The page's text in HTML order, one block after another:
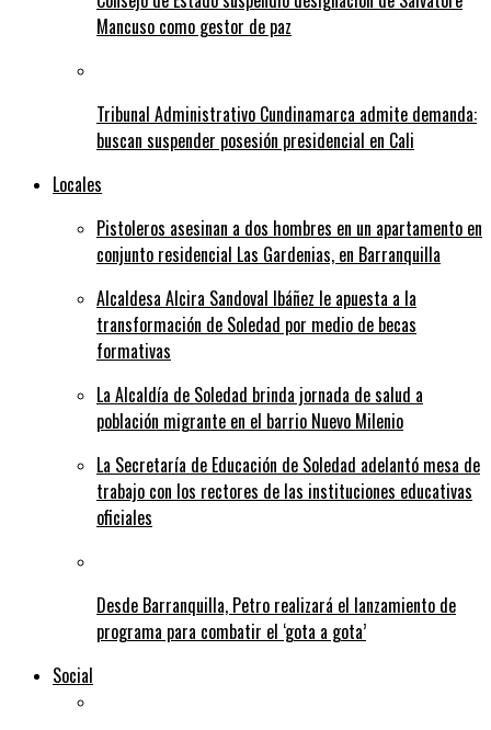
Mancuso como gestor de paz
Tribunal Administrativo Cundinamarca admite demanda:
buscan suspender posesión presidencial en Cali
Locales
Pistoleros asesinan a dos hombres en un apartamento en
conjunto residencial Las Gardenias, en Barranquilla
Alcaldesa Alcira Sandoval Ibáñez le apuesta a la
transformación de Soledad por medio de becas
formativas
La Alcaldía de Soledad brinda jornada de salud a
población migrante en el barrio Nuevo Milenio
La Secretaría de Educación de Soledad adelantó mesa de
trabajo con los rectores de las instituciones educativas
oficiales
Desde Barranquilla, Petro realizará el lanzamiento de
programa para combatir el ‘gota a gota’
Social